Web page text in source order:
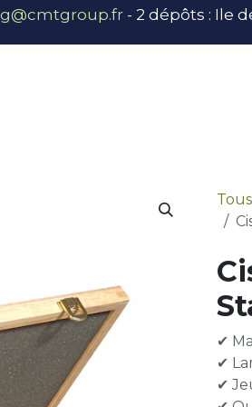
- 2 dépôts : Ile
✔
✔
✔